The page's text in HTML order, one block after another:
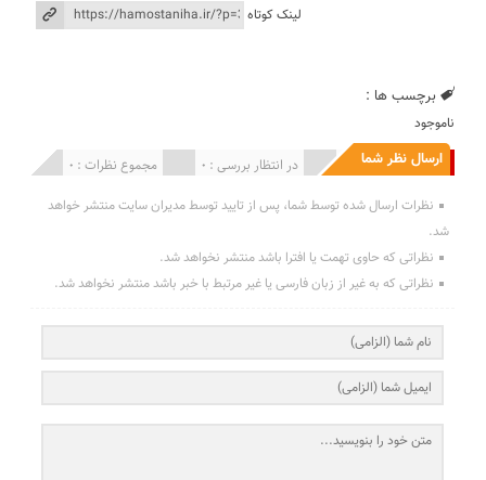
لینک کوتاه
برچسب ها :
ناموجود
ارسال نظر شما مجموع نظرات : 0 در انتظار بررسی : 0 انتشار یافته : 0
نظرات ارسال شده توسط شما، پس از تایید توسط مدیران سایت منتشر خواهد
شد.
نظراتی که حاوی تهمت یا افترا باشد منتشر نخواهد شد.
نظراتی که به غیر از زبان فارسی یا غیر مرتبط با خبر باشد منتشر نخواهد شد.